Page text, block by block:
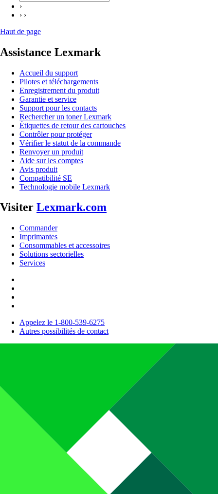
›
› ›
Haut de page
Assistance Lexmark
Accueil du support
Pilotes et téléchargements
Enregistrement du produit
Garantie et service
Support pour les contacts
Rechercher un toner Lexmark
Étiquettes de retour des cartouches
Contrôler pour protéger
Vérifier le statut de la commande
Renvoyer un produit
Aide sur les comptes
Avis produit
Compatibilité SE
Technologie mobile Lexmark
Visiter Lexmark.com
Commander
Imprimantes
Consommables et accessoires
Solutions sectorielles
Services
Appelez le 1-800-539-6275
Autres possibilités de contact